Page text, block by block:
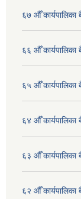
६७ औँ कार्यपालिका
६६ औँ कार्यपालिका
६५ औँ कार्यपालिका
६४ औँ कार्यपालिका
६३ औँ कार्यपालिका
६२ औँ कार्यपालिका